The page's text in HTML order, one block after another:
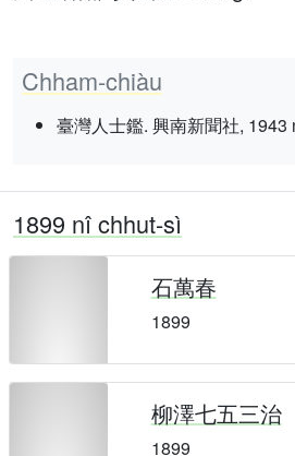
Chham-chiàu
臺灣人士鑑. 興南新聞社, 1943
1899 nî chhut-sì
石萬春
1899
柳澤七五三治
1899